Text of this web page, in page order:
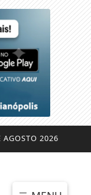
AGOSTO 2026